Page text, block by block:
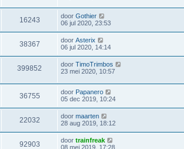
16243 door Gothier
06 jul 2020, 23:53
38367 door Asterix
06 jul 2020, 14:14
399852 door TimoTrimbos
23 mei 2020, 10:57
36755 door Papanero
05 dec 2019, 10:24
22032 door maarten
28 aug 2019, 18:12
92903 door trainfreak
08 mei 2019, 17:28